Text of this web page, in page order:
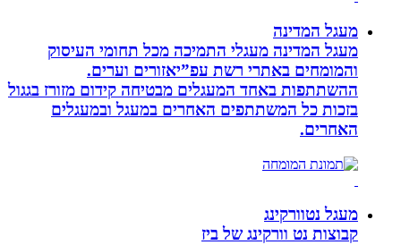
מעגל המדינה
מעגל המדינה מעגלי התמיכה מכל תחומי העיסוק
והמומחים באתרי רשת עפ”יאזורים וערים.
ההשתתפות באחד המעגלים מבטיחה קידום מזורז בגגול
בזכות כל המשתתפים האחרים במעגל ובמעגלים
האחרים.
מעגל נטוורקינג
קבוצות נט וורקינג של ביז